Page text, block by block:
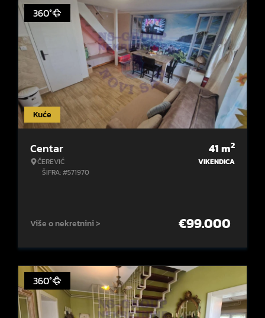
Kuće
360°
Centar
ČEREVIĆ
ŠIFRA: #571970
41m2
VIKENDICA
Više o nekretnini > €99.000
360°